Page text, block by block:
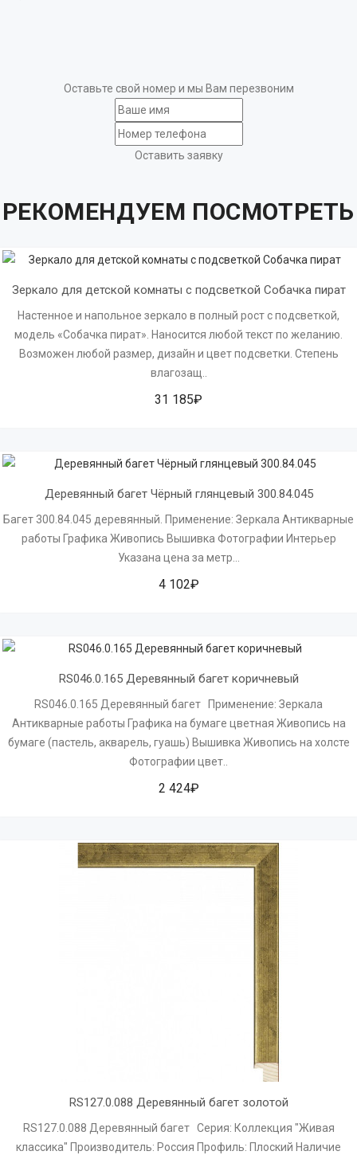
Оставьте свой номер и мы Вам перезвоним
Оставить заявку
РЕКОМЕНДУЕМ ПОСМОТРЕТЬ
Зеркало для детской комнаты с подсветкой Собачка пират
Настенное и напольное зеркало в полный рост с подсветкой,
модель «Собачка пират». Наносится любой текст по желанию.
Возможен любой размер, дизайн и цвет подсветки. Степень
влагозащ..
31 185₽
Деревянный багет Чёрный глянцевый 300.84.045
Багет 300.84.045 деревянный. Применение: Зеркала Антикварные
работы Графика Живопись Вышивка Фотографии Интерьер
Указана цена за метр...
4 102₽
RS046.0.165 Деревянный багет коричневый
RS046.0.165 Деревянный багет Применение: Зеркала
Антикварные работы Графика на бумаге цветная Живопись на
бумаге (пастель, акварель, гуашь) Вышивка Живопись на холсте
Фотографии цвет..
2 424₽
RS127.0.088 Деревянный багет золотой
RS127.0.088 Деревянный багет Серия: Коллекция "Живая
классика" Производитель: Россия Профиль: Плоский Наличие